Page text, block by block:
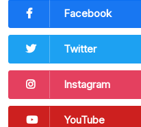
Facebook
Twitter
Instagram
YouTube